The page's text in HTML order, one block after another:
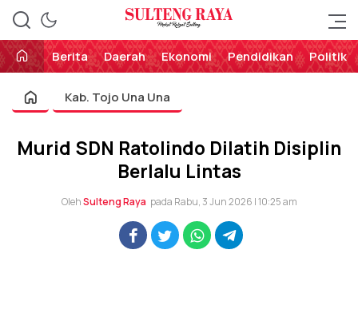
Sulteng Raya
Perekat Rakyat Sulteng
Berita
Daerah Ekonomi Pendidikan Politik
Kab. Tojo Una Una
Murid SDN Ratolindo Dilatih Disiplin
Berlalu Lintas
OlehSulteng Raya pada Rabu, 3 Jun 2026 | 10:25 am